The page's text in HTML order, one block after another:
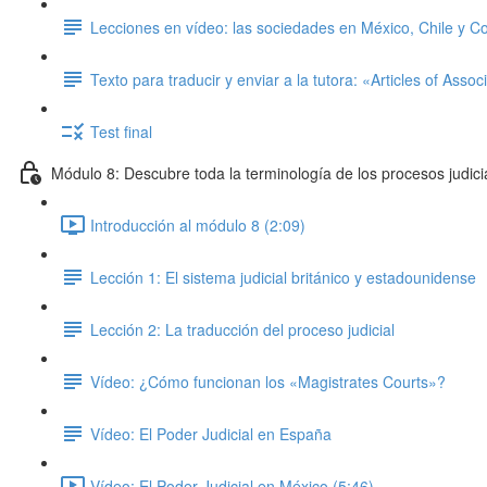
Lecciones en vídeo: las sociedades en México, Chile y
Texto para traducir y enviar a la tutora: «Articles of
Test final
Módulo 8: Descubre toda la terminología de los procesos
Introducción al módulo 8 (2:09)
Lección 1: El sistema judicial británico y estadounidense
Lección 2: La traducción del proceso judicial
Vídeo: ¿Cómo funcionan los «Magistrates Courts»?
Vídeo: El Poder Judicial en España